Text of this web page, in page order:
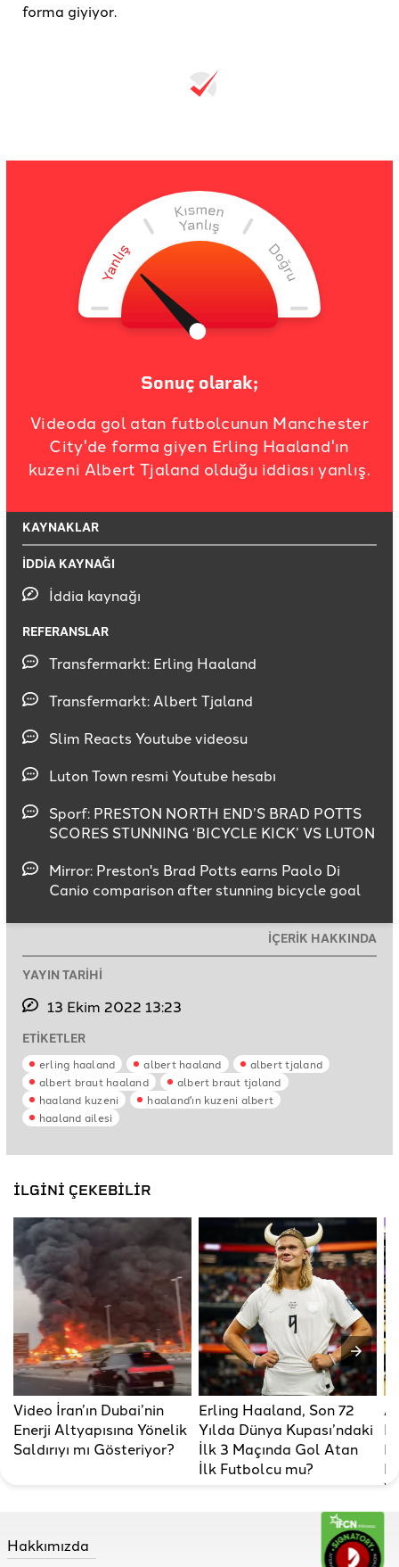
forma giyiyor.
Sonuç olarak;
Videoda gol atan futbolcunun Manchester
City'de forma giyen Erling Haaland'ın
kuzeni Albert Tjaland olduğu iddiası yanlış.
KAYNAKLAR
İDDİA KAYNAĞI
İddia kaynağı
REFERANSLAR
Transfermarkt: Erling Haaland
Transfermarkt: Albert Tjaland
Slim Reacts Youtube videosu
Luton Town resmi Youtube hesabı
Sporf: PRESTON NORTH END’S BRAD POTTS
SCORES STUNNING ‘BICYCLE KICK’ VS LUTON
Mirror: Preston's Brad Potts earns Paolo Di
Canio comparison after stunning bicycle goal
İÇERİK HAKKINDA
YAYIN TARİHİ
13 Ekim 2022 13:23
ETİKETLER
erling haaland albert haaland
albert tjaland
albert braut haaland
albert braut tjaland
haaland kuzeni
haaland'ın kuzeni albert
haaland ailesi
İLGİNİ ÇEKEBİLİR
Video İran’ın Dubai’nin
Enerji Altyapısına Yönelik
Saldırıyı mı Gösteriyor?
Erling Haaland, Son 72
Yılda Dünya Kupası’ndaki
İlk 3 Maçında Gol Atan
İlk Futbolcu mu?
Hakkımızda